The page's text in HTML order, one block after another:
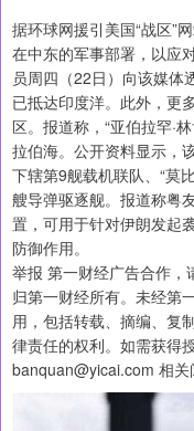
据环球网援引美国“战区”
在中东的军事部署，以应
员周四（22日）向该媒体
已抵达印度洋。此外，更
区。报道称，“亚伯拉罕·
拉伯海。公开资料显示，
下辖第9舰载机联队、“莫
艘导弹驱逐舰。报道称粤
置，可用于针对伊朗发起
防御作用。
举报 第一财经广告合作，
归第一财经所有。未经第
用，包括转载、摘编、复
律责任的权利。如需获得
banquan@yicai.com 相关